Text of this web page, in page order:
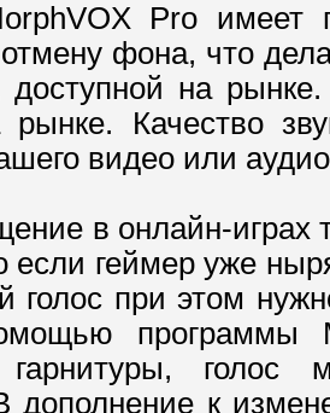
Pro имеет
фона, что
доступной на
рынке. Качество
видео или
в онлайн-играх
геймер уже
голос при этом
программы
гарнитуры,
дополнение к